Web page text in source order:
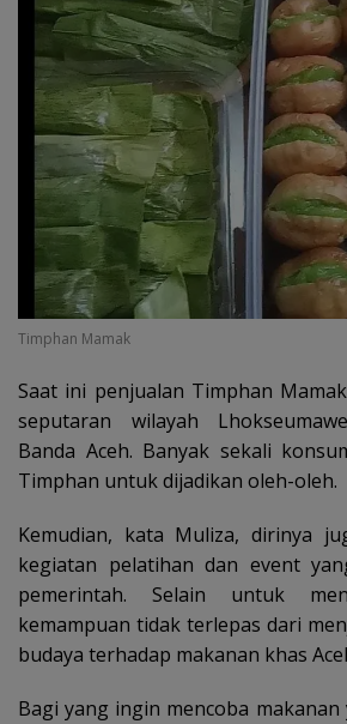
Timphan Mamak
Saat ini penjualan Timphan
seputaran wilayah
Banda Aceh. Banyak sekali
Timphan untuk dijadikan oleh-oleh.
Kemudian, kata Muliza, dirinya
kegiatan pelatihan dan event
pemerintah. Selain untuk
kemampuan tidak terlepas dari
budaya terhadap makanan khas
Bagi yang ingin mencoba